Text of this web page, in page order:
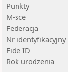
Punkty
M-sce
Federacja
Nr identyfikacyjny
Fide ID
Rok urodzenia